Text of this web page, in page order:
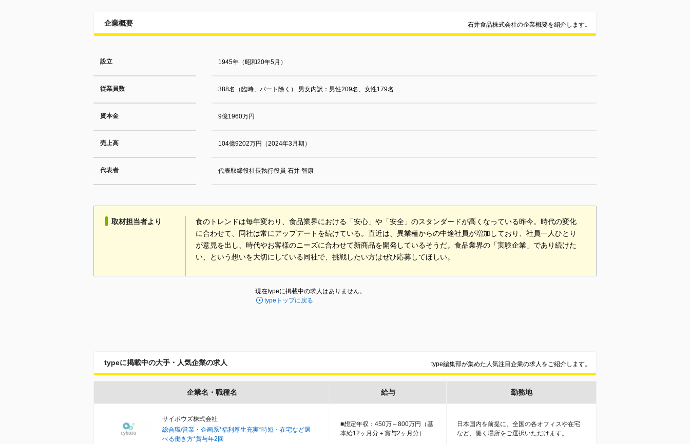
企業概要 石井食品株式会社の企業概要を紹介します。
設立 1945年（昭和20年5月）
従業員数 388名（臨時、パート除く） 男女内訳：男性209名、女性179名
資本金 9億1960万円
売上高 104億9202万円（2024年3月期）
代表者 代表取締役社長執行役員 石井 智康
取材担当者より
食のトレンドは毎年変わり、食品業界における「安心」や「安全」のスタンダードが高くなっている昨今。時代の変化
に合わせて、同社は常にアップデートを続けている。直近は、異業種からの中途社員が増加しており、社員一人ひとり
が意見を出し、時代やお客様のニーズに合わせて新商品を開発しているそうだ。食品業界の「実験企業」であり続けた
い、という想いを大切にしている同社で、挑戦したい方はぜひ応募してほしい。
現在typeに掲載中の求人はありません。
typeトップに戻る
typeに掲載中の大手・人気企業の求人 type編集部が集めた人気注目企業の求人をご紹介します。
企業名・職種名 給与 勤務地
サイボウズ株式会社
総合職/営業・企画系*福利厚生充実*時短・在宅など選
べる働き方*賞与年2回
■想定年収：450万～800万円（基
本給12ヶ月分＋賞与2ヶ月分）
日本国内を前提に、全国の各オフィスや在宅
など、働く場所をご選択いただけます。